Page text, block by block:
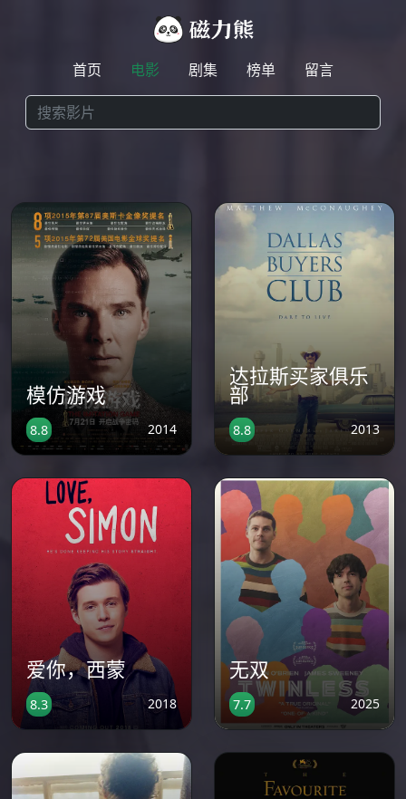
首页 电影 剧集 榜单 留言
模仿游戏
8.8 2014
达拉斯买家俱乐
部
8.8 2013
爱你，西蒙
8.3 2018
无双
7.7 2025